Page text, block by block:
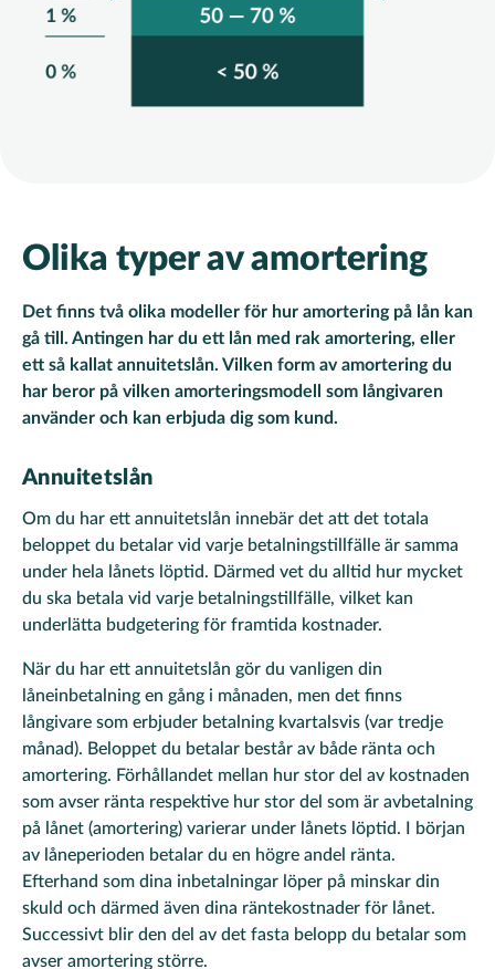
Olika typer av amortering
Det finns två olika modeller för hur amortering på lån kan
gå till. Antingen har du ett lån med rak amortering, eller
ett så kallat annuitetslån. Vilken form av amortering du
har beror på vilken amorteringsmodell som långivaren
använder och kan erbjuda dig som kund.
Annuitetslån
Om du har ett annuitetslån innebär det att det totala
beloppet du betalar vid varje betalningstillfälle är samma
under hela lånets löptid. Därmed vet du alltid hur mycket
du ska betala vid varje betalningstillfälle, vilket kan
underlätta budgetering för framtida kostnader.
När du har ett annuitetslån gör du vanligen din
låneinbetalning en gång i månaden, men det finns
långivare som erbjuder betalning kvartalsvis (var tredje
månad). Beloppet du betalar består av både ränta och
amortering. Förhållandet mellan hur stor del av kostnaden
som avser ränta respektive hur stor del som är avbetalning
på lånet (amortering) varierar under lånets löptid. I början
av låneperioden betalar du en högre andel ränta.
Efterhand som dina inbetalningar löper på minskar din
skuld och därmed även dina räntekostnader för lånet.
Successivt blir den del av det fasta belopp du betalar som
avser amortering större.